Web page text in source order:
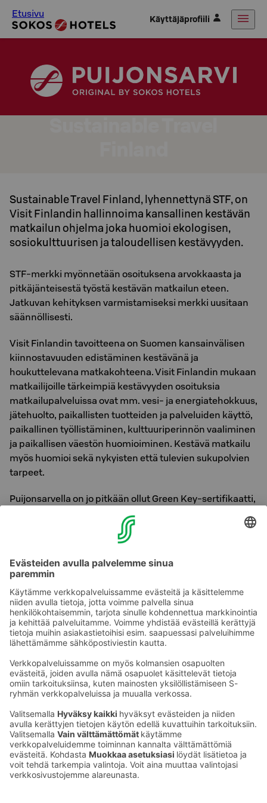
Etusivu Käyttäjäprofiili
Sustainable Travel Finland, lyhennettynä STF, on
Visit Finlandin hallinnoima kansallinen kestävän
matkailun ohjelma joka huomioi ekologisen,
sosiokulttuurisen ja taloudellisen kestävyyden.
STF-merkki myönnetään osoituksena arvokkaasta ja
pitkäjänteisestä työstä kestävän matkailun eteen.
Jatkuvan kehityksen varmistamiseksi merkki uusitaan
säännöllisesti.
Visit Finlandin tavoitteena on Suomen kansainvälisen
kiinnostavuuden edistäminen kestävänä ja
houkuttelevana matkakohteena. Visit Finlandin mukaan
matkailijoille tärkeimpiä kestävyyden osoituksia
matkailupalveluissa ovat mm. vesi- ja energiatehokkuus,
jätehuolto, paikallisten tuotteiden ja palveluiden käyttö,
paikallinen työllistäminen, kulttuuriperinnön vaaliminen
ja paikallisen väestön huomioiminen. Kestävä matkailu
myös huomioi sekä nykyisten että tulevien sukupolvien
tarpeet.
Puijonsarvella on jo pitkään ollut Green Key-sertifikaatti,
joten STF-ohjelmaan kuuluminen syksystä 2023 alkaen
on luonnollista jatkumoa ja auttaa entisestään
kehittämään Puijonsarven vastuullisuutta
kehittymistä ja uusien tavoitteiden asettamista.
Paremmat valinnat ovat aina paikallaan.
Ota yhteyttä
Hotellien yhteystiedot
Asiakaspalvelun yhteystiedot›
Palaute
Anna palautetta
Sokos Hotels uutiskirje
Tilaa uutiskirje
Saat Sokos Hotellien uusimmat
edut ja uutiset sähköpostiisi
kuukausittain.
Palkinnot ja sertifikaatit
Sokos Hotels somessa
Sokos Hotels
Facebookissa
Sokos Hotels
Sokos
Hotels
Sokos
Hotels